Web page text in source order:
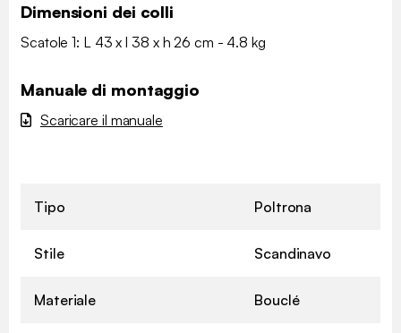
Dimensioni dei colli
Scatole 1: L 43 x l 38 x h 26 cm - 4.8 kg
Manuale di montaggio
Scaricare il manuale
Tipo Poltrona
Stile Scandinavo
Materiale Bouclé